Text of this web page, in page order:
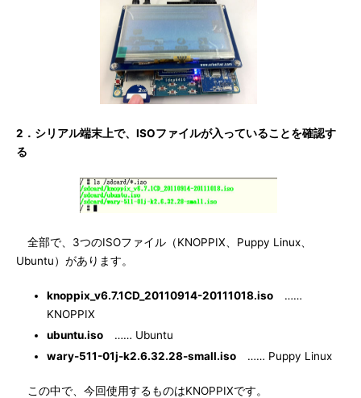
2．シリアル端末上で、ISOファイルが入っていることを確認す
る
全部で、3つのISOファイル（KNOPPIX、Puppy Linux、
Ubuntu）があります。
knoppix_v6.7.1CD_20110914-20111018.iso ……
KNOPPIX
ubuntu.iso …… Ubuntu
wary-511-01j-k2.6.32.28-small.iso …… Puppy Linux
この中で、今回使用するものはKNOPPIXです。